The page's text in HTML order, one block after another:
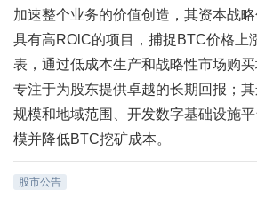
加速整个业务的价值创造，其资本战
具有高ROlC的项目，捕捉BTC价格上
表，通过低成本生产和战略性市场购
专注于为股东提供卓越的长期回报；
规模和地域范围、开发数字基础设施
模并降低BTC挖矿成本。
股市公告